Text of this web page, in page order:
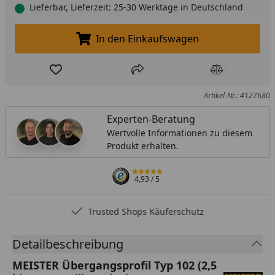
Lieferbar, Lieferzeit: 25-30 Werktage in Deutschland
In den Einkaufswagen legen
In den Einkaufswagen
Produkt zur Wunschliste hinzufügen
Teilen Produkt
Artikel-Nr.: 4127680
Experten-Beratung
Wertvolle Informationen zu diesem
Produkt erhalten.
4,93/ 5
Trusted Shops Käuferschutz
Detailbeschreibung
MEISTER Übergangsprofil Typ 102 (2,5